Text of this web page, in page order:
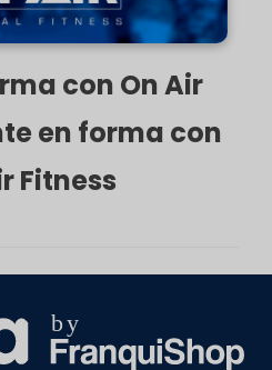
con On Air
en forma con
Fitness